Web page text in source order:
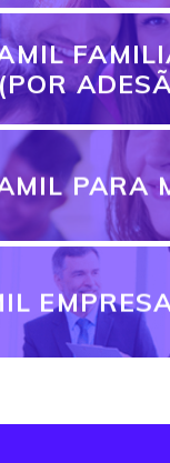
PARA